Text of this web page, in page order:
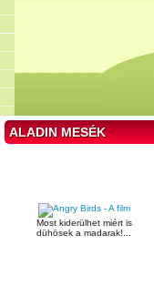
ALADIN MESÉK
Most kiderülhet miért is
dühösek a madarak!...